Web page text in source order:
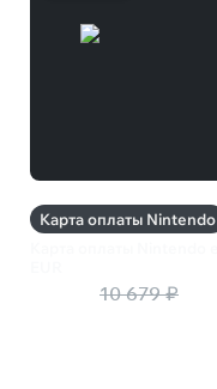
Карта оплаты Nintendo
10 679 ₽